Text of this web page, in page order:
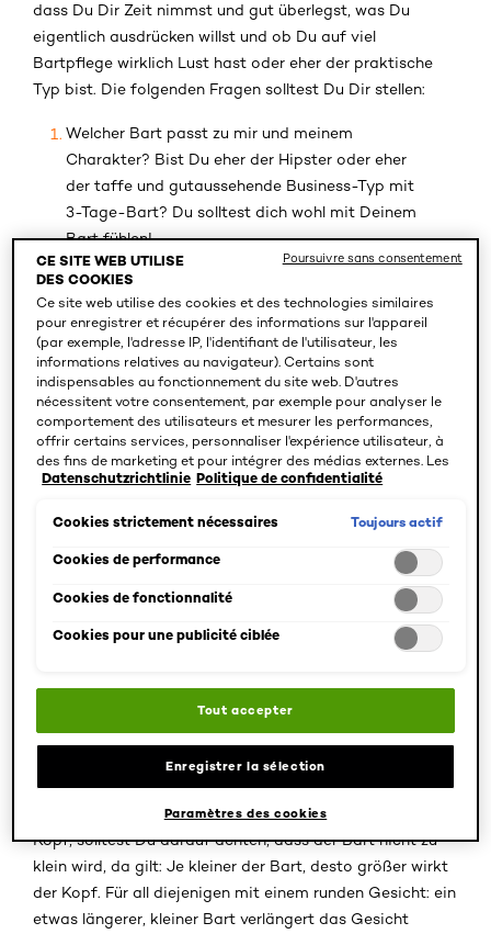
dass Du Dir Zeit nimmst und gut überlegst, was Du
eigentlich ausdrücken willst und ob Du auf viel
Bartpflege wirklich Lust hast oder eher der praktische
Typ bist. Die folgenden Fragen solltest Du Dir stellen:
Welcher Bart passt zu mir und meinem
Charakter? Bist Du eher der Hipster oder eher
der taffe und gutaussehende Business-Typ mit
3-Tage-Bart? Du solltest dich wohl mit Deinem
Bart fühlen!
Hast Du Lust auf viel Styling am Morgen oder
bist Du eher Typ Langschläfer? Falls letzteres
der Fall ist, solltest Du dich von aufwendigen
Zwirbeln-Bartfrisuren Abstand nehmen.
Fühlst Du dich schnell ungepflegt mit einem
langen Bart? Wenn dem so ist, akzeptiere es
und entscheide dich demnach für eine
sportlichere Bartfrisur.
Dein Barthaar eher licht als dicht, solltest Du
bedenken, dass manche Bartfrisuren nur gut
aussehen, wenn ein voller Bart Dein Gesicht
oder rund?
Dein Gesicht bzw. dessen Form entscheidet darüber,
welcher Bart Dir steht und welcher eben auch nicht. So
wirken zum Beispiel Vollbärte bei kleinen, schmächtigen
Gesichtern viel zu dominant. Hast Du einen eher großen
Kopf, solltest Du darauf achten, dass der Bart nicht zu
klein wird, da gilt: Je kleiner der Bart, desto größer wirkt
der Kopf. Für all diejenigen mit einem runden Gesicht: ein
etwas längerer, kleiner Bart verlängert das Gesicht
CE SITE WEB UTILISE
DES COOKIES
Ce site web utilise des cookies et des technologies similaires
pour enregistrer et récupérer des informations sur l'appareil
(par exemple, l'adresse IP, l'identifiant de l'utilisateur, les
informations relatives au navigateur). Certains sont
indispensables au fonctionnement du site web. D'autres
nécessitent votre consentement, par exemple pour analyser le
comportement des utilisateurs et mesurer les performances,
offrir certains services, personnaliser l'expérience utilisateur, à
des fins de marketing et pour intégrer des médias externes. Les
cookies non indispensables peuvent être acceptés directement
»). Il est également possible de personnaliser les paramètres et
pouvez modifier votre sélection à tout moment en cliquant sur le
lien « Paramètres des cookies ». Pour plus d'informations,
veuillez consulter notre politique de confidentialité.
Datenschutzrichtlinie Politique de confidentialité
Cookies strictement nécessaires Toujours actif
Cookies de performance
Cookies de fonctionnalité
Cookies pour une publicité ciblée
Tout accepter
Enregistrer la sélection
Paramètres des cookies
Poursuivre sans consentement